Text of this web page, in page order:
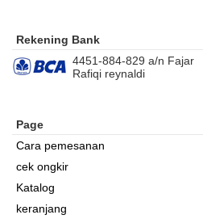
Rekening Bank
4451-884-829 a/n Fajar
Rafiqi reynaldi
Page
Cara pemesanan
cek ongkir
Katalog
keranjang